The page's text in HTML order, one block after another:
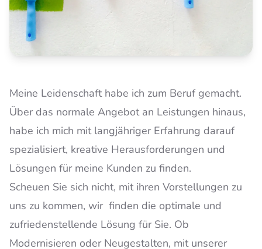
Meine Leidenschaft habe ich zum Beruf gemacht.
Über das normale Angebot an Leistungen hinaus,
habe ich mich mit langjähriger Erfahrung darauf
spezialisiert, kreative Herausforderungen und
Lösungen für meine Kunden zu finden.
Scheuen Sie sich nicht, mit ihren Vorstellungen zu
uns zu kommen, wir finden die optimale und
zufriedenstellende Lösung für Sie. Ob
Modernisieren oder Neugestalten, mit unserer